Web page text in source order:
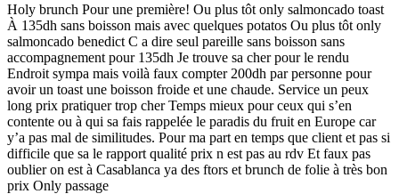
Holy brunch Pour une première! Ou plus tôt only salmoncado toast
À 135dh sans boisson mais avec quelques potatos Ou plus tôt only
salmoncado benedict C a dire seul pareille sans boisson sans
accompagnement pour 135dh Je trouve sa cher pour le rendu
Endroit sympa mais voilà faux compter 200dh par personne pour
avoir un toast une boisson froide et une chaude. Service un peux
long prix pratiquer trop cher Temps mieux pour ceux qui s’en
contente ou à qui sa fais rappelée le paradis du fruit en Europe car
y’a pas mal de similitudes. Pour ma part en temps que client et pas si
difficile que sa le rapport qualité prix n est pas au rdv Et faux pas
oublier on est à Casablanca ya des ftors et brunch de folie à très bon
prix Only passage